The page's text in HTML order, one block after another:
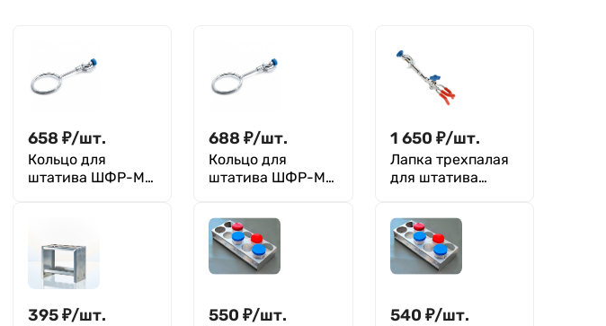
658 ₽/шт.
Кольцо для
штатива ШФР-ММ
688 ₽/шт.
Кольцо для
штатива ШФР-ММ
1 650 ₽/шт.
Лапка трехпалая
для штатива
395₽/шт. 550 ₽/шт. 540 ₽/шт.